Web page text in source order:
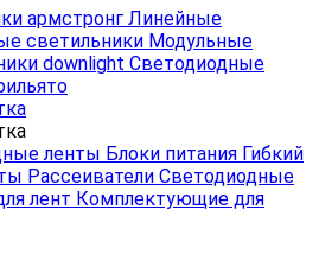
армстронг Линейные
светильники Модульные
downlight Светодиодные
ленты Блоки питания Гибкий
Рассеиватели Светодиодные
лент Комплектующие для